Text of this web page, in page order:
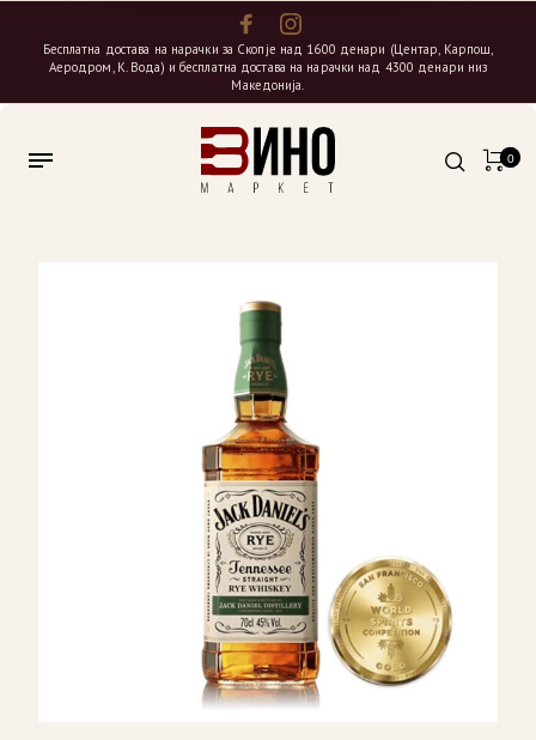
Бесплатна достава на нарачки за Скопје над 1600 денари (Центар, Карпош,
Аеродром, К. Вода) и бесплатна достава на нарачки над 4300 денари низ
Македонија.
0